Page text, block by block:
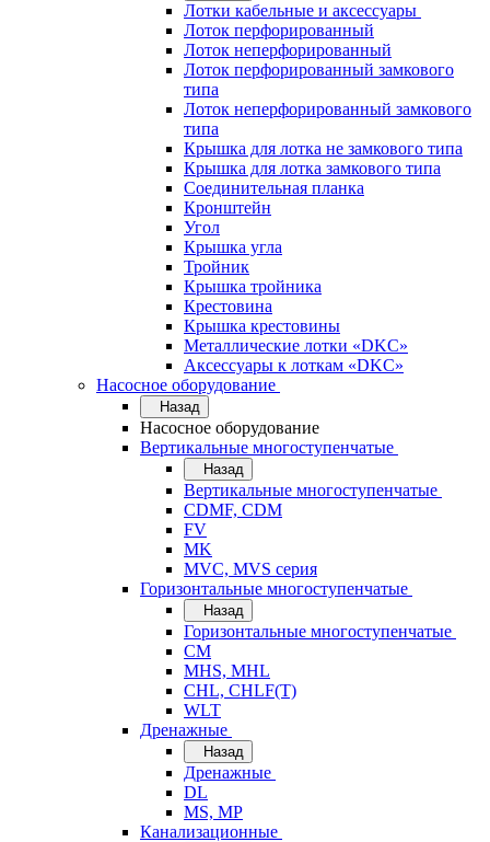
Лотки кабельные и аксессуары
Лоток перфорированный
Лоток неперфорированный
Лоток перфорированный замкового
типа
Лоток неперфорированный замкового
типа
Крышка для лотка не замкового типа
Крышка для лотка замкового типа
Соединительная планка
Кронштейн
Угол
Крышка угла
Тройник
Крышка тройника
Крестовина
Крышка крестовины
Металлические лотки «DKC»
Аксессуары к лоткам «DKC»
Насосное оборудование
Назад
Насосное оборудование
Вертикальные многоступенчатые
Назад
Вертикальные многоступенчатые
CDMF, CDM
FV
MK
MVC, MVS серия
Горизонтальные многоступенчатые
Назад
Горизонтальные многоступенчатые
CM
MHS, MHL
CHL, CHLF(T)
WLT
Дренажные
Назад
Дренажные
DL
MS, MP
Канализационные